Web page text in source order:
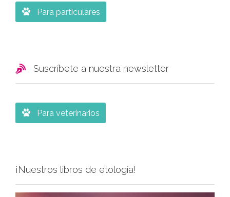
 Para particulares
 Suscríbete a nuestra newsletter
 Para veterinarios
¡Nuestros libros de etología!